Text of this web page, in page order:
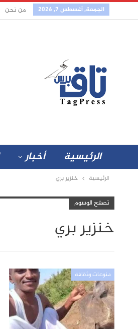
الجمعة, أغسطس 7, 2026 من نحن
الرئيسية أخبار
الرئيسية خنزير بري
تصفح الوسوم
خنزير بري
منوعات وثقافة